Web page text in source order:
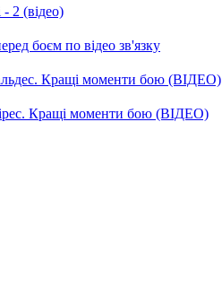
2 (відео)
боєм по відео зв'язку
Кращі моменти бою (ВІДЕО)
Кращі моменти бою (ВІДЕО)